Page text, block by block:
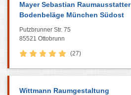
Mayer Sebastian Raumausstatter
Bodenbeläge München Südost
Putzbrunner Str. 75
85521 Ottobrunn
(27)
Wittmann Raumgestaltung